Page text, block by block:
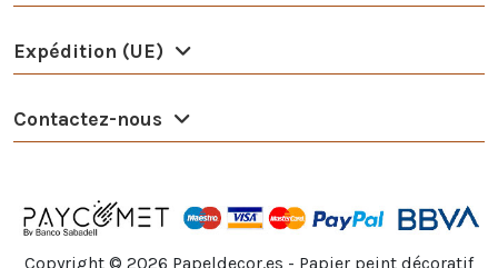
Expédition (UE)
Contactez-nous
Copyright © 2026 Papeldecor.es - Papier peint décoratif